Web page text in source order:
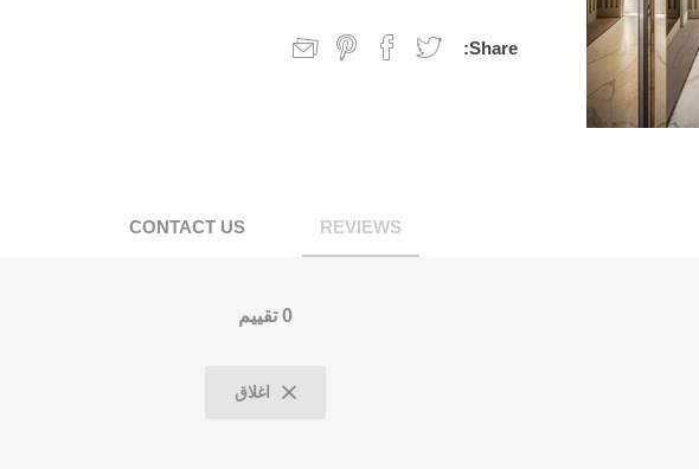
Share:
REVIEWS
CONTACT US
0 تقييم
اغلاق